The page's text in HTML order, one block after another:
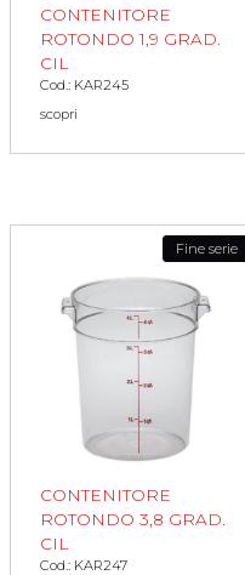
CONTENITORE
ROTONDO 1,9 GRAD.
CIL
Cod.: KAR245
scopri
Fine serie
CONTENITORE
ROTONDO 3,8 GRAD.
CIL
Cod.: KAR247